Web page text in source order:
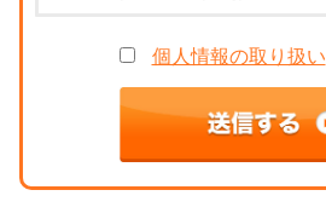
個人情報の取り扱い